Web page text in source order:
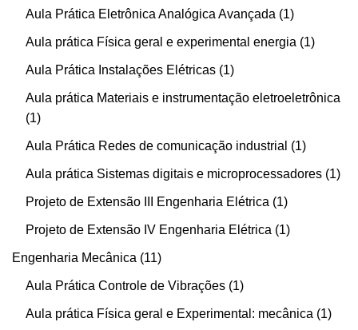
Aula Prática Eletrônica Analógica Avançada 1
Aula prática Física geral e experimental energia 1
Aula Prática Instalações Elétricas 1
Aula prática Materiais e instrumentação eletroeletrônica
1
Aula Prática Redes de comunicação industrial 1
Aula prática Sistemas digitais e microprocessadores 1
Projeto de Extensão III Engenharia Elétrica 1
Projeto de Extensão IV Engenharia Elétrica 1
Engenharia Mecânica 11
Aula Prática Controle de Vibrações 1
Aula prática Física geral e Experimental: mecânica 1